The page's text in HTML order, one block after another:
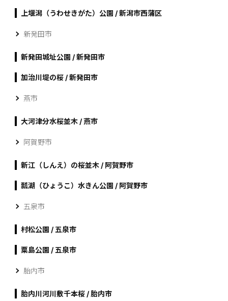
上堰潟（うわせきがた）公園 / 新潟市西蒲区
新発田市
新発田城址公園 / 新発田市
加治川堤の桜 / 新発田市
燕市
大河津分水桜並木 / 燕市
阿賀野市
新江（しんえ）の桜並木 / 阿賀野市
瓢湖（ひょうこ）水きん公園 / 阿賀野市
五泉市
村松公園 / 五泉市
粟島公園 / 五泉市
胎内市
胎内川河川敷千本桜 / 胎内市